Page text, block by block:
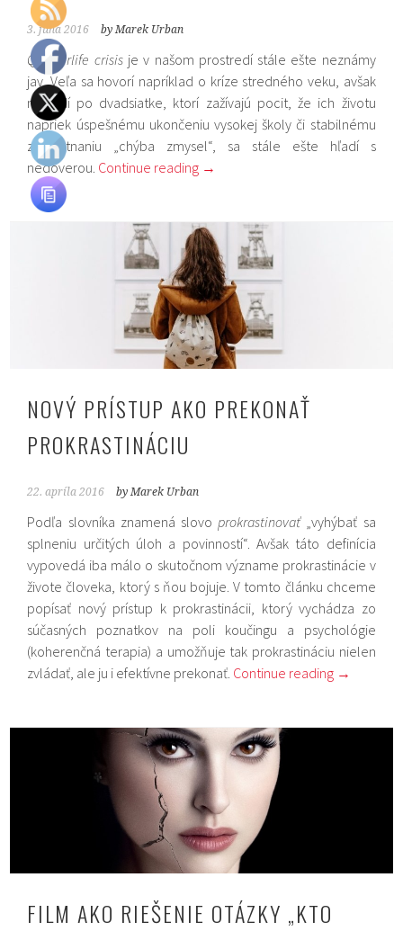
3. júna 2016 by Marek Urban
Quarterlife crisis je v našom prostredí stále ešte neznámy
jav. Veľa sa hovorí napríklad o kríze stredného veku, avšak
na ľudí po dvadsiatke, ktorí zažívajú pocit, že ich životu
napriek úspešnému ukončeniu vysokej školy či stabilnému
zamestnaniu „chýba zmysel“, sa stále ešte hľadí s
nedôverou. Continue reading →
NOVÝ PRÍSTUP AKO PREKONAŤ
PROKRASTINÁCIU
22. apríla 2016 by Marek Urban
Podľa slovníka znamená slovo prokrastinovať„vyhýbať sa
splneniu určitých úloh a povinností“. Avšak táto definícia
vypovedá iba málo o skutočnom význame prokrastinácie v
živote človeka, ktorý s ňou bojuje. V tomto článku chceme
popísať nový prístup k prokrastinácii, ktorý vychádza zo
súčasných poznatkov na poli koučingu a psychológie
(koherenčná terapia) a umožňuje tak prokrastináciu nielen
zvládať, ale ju i efektívne prekonať. Continue reading →
FILM AKO RIEŠENIE OTÁZKY „KTO